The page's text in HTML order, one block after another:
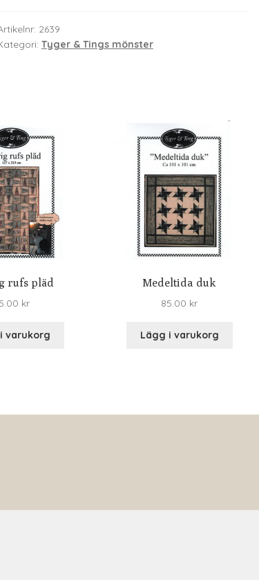
2639
Tyger & Tings mönster
rufs pläd
kr
varukorg
Medeltida duk
85.00 kr
Lägg i varukorg